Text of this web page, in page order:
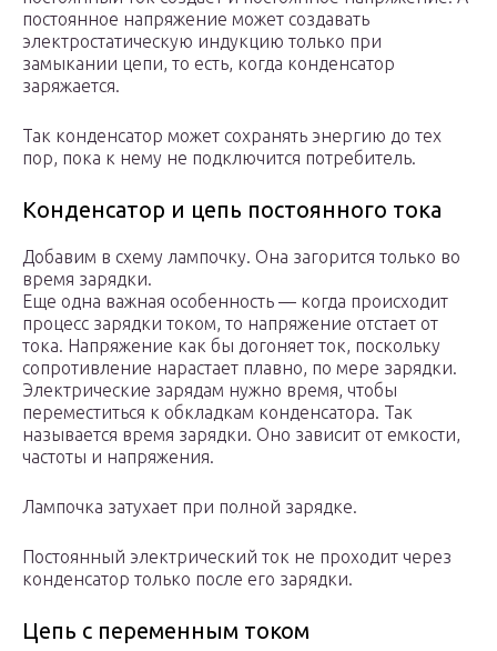
постоянное напряжение может создавать
электростатическую индукцию только при
замыкании цепи, то есть, когда конденсатор
заряжается.
Так конденсатор может сохранять энергию до тех
пор, пока к нему не подключится потребитель.
Конденсатор и цепь постоянного тока
Добавим в схему лампочку. Она загорится только во
время зарядки.
Еще одна важная особенность — когда происходит
процесс зарядки током, то напряжение отстает от
тока. Напряжение как бы догоняет ток, поскольку
сопротивление нарастает плавно, по мере зарядки.
Электрические зарядам нужно время, чтобы
переместиться к обкладкам конденсатора. Так
называется время зарядки. Оно зависит от емкости,
частоты и напряжения.
Лампочка затухает при полной зарядке.
Постоянный электрический ток не проходит через
конденсатор только после его зарядки.
Цепь с переменным током